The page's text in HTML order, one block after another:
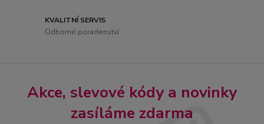
KVALITNÍ SERVIS
Odborné poradenství
Akce, slevové kódy a novinky
zasíláme zdarma